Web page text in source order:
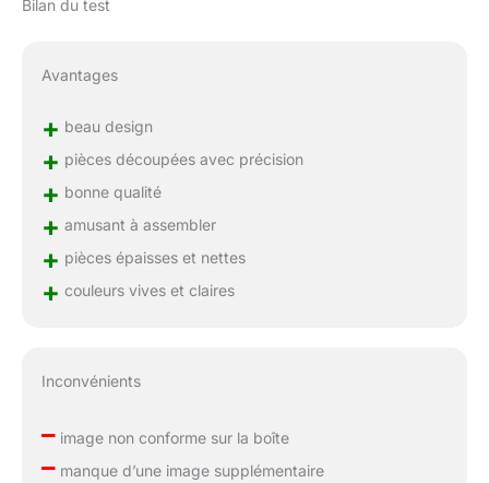
Bilan du test
Avantages
+ beau design
+ pièces découpées avec précision
+ bonne qualité
+ amusant à assembler
+ pièces épaisses et nettes
+ couleurs vives et claires
Inconvénients
–image non conforme sur la boîte
–manque d’une image supplémentaire